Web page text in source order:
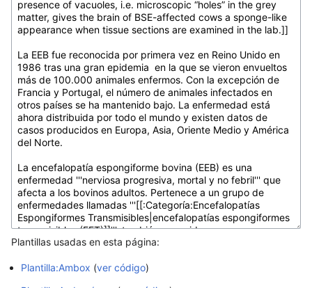
Plantillas usadas en esta página:
Plantilla:Ambox (ver código)